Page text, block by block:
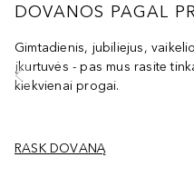
DOVANOS PAGAL
Gimtadienis, jubiliejus,
įkurtuvės - pas mus rasite
kiekvienai progai.
RASK DOVANĄ